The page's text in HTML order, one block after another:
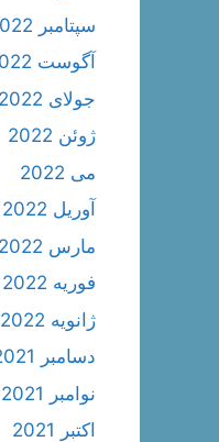
سپتامبر 2022
آگوست 2022
جولای 2022
ژوئن 2022
می 2022
آوریل 2022
مارس 2022
فوریه 2022
ژانویه 2022
دسامبر 2021
نوامبر 2021
اکتبر 2021